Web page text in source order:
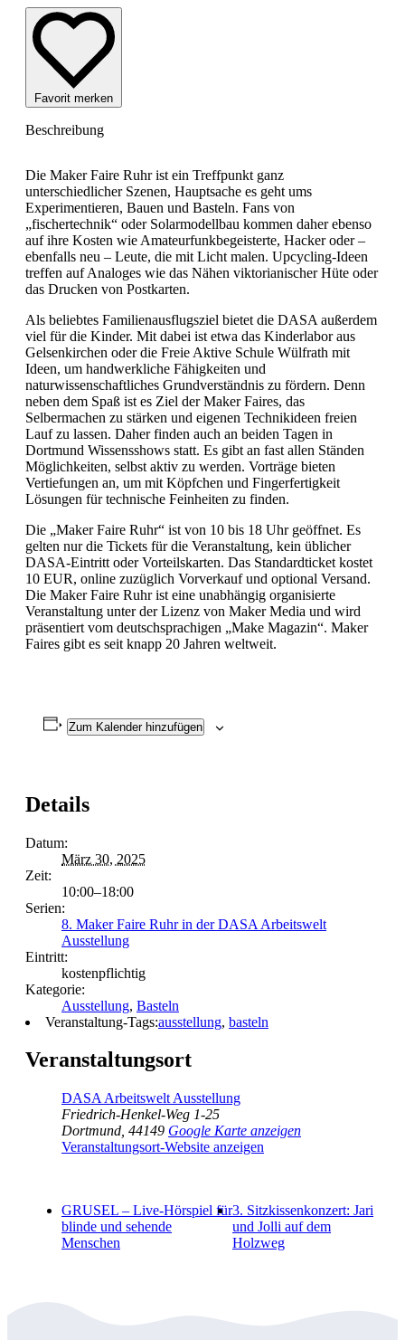
Favorit merken
Beschreibung
Die Maker Faire Ruhr ist ein Treffpunkt ganz
unterschiedlicher Szenen, Hauptsache es geht ums
Experimentieren, Bauen und Basteln. Fans von
„fischertechnik“ oder Solarmodellbau kommen daher ebenso
auf ihre Kosten wie Amateurfunkbegeisterte, Hacker oder –
ebenfalls neu – Leute, die mit Licht malen. Upcycling-Ideen
treffen auf Analoges wie das Nähen viktorianischer Hüte oder
das Drucken von Postkarten.
Als beliebtes Familienausflugsziel bietet die DASA außerdem
viel für die Kinder. Mit dabei ist etwa das Kinderlabor aus
Gelsenkirchen oder die Freie Aktive Schule Wülfrath mit
Ideen, um handwerkliche Fähigkeiten und
naturwissenschaftliches Grundverständnis zu fördern. Denn
neben dem Spaß ist es Ziel der Maker Faires, das
Selbermachen zu stärken und eigenen Technikideen freien
Lauf zu lassen. Daher finden auch an beiden Tagen in
Dortmund Wissensshows statt. Es gibt an fast allen Ständen
Möglichkeiten, selbst aktiv zu werden. Vorträge bieten
Vertiefungen an, um mit Köpfchen und Fingerfertigkeit
Lösungen für technische Feinheiten zu finden.
Die „Maker Faire Ruhr“ ist von 10 bis 18 Uhr geöffnet. Es
gelten nur die Tickets für die Veranstaltung, kein üblicher
DASA-Eintritt oder Vorteilskarten. Das Standardticket kostet
10 EUR, online zuzüglich Vorverkauf und optional Versand.
Die Maker Faire Ruhr ist eine unabhängig organisierte
Veranstaltung unter der Lizenz von Maker Media und wird
präsentiert vom deutschsprachigen „Make Magazin“. Maker
Faires gibt es seit knapp 20 Jahren weltweit.
Zum Kalender hinzufügen
Details
Datum:
März 30, 2025
Zeit:
10:00–18:00
Serien:
8. Maker Faire Ruhr in der DASA Arbeitswelt
Ausstellung
Eintritt:
kostenpflichtig
Kategorie:
Ausstellung, Basteln
Veranstaltung-Tags:ausstellung, basteln
Veranstaltungsort
DASA Arbeitswelt Ausstellung
Friedrich-Henkel-Weg 1-25
Dortmund 44149 Google Karte anzeigen
Veranstaltungsort-Website anzeigen
GRUSEL – Live-Hörspiel für
blinde und sehende
Menschen
3. Sitzkissenkonzert: Jari
und Jolli auf dem
Holzweg